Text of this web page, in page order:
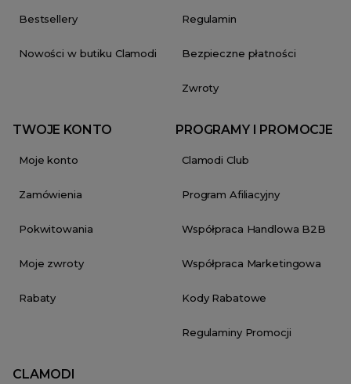
Bestsellery
Nowości w butiku Clamodi
Regulamin
Bezpieczne płatności
Zwroty
TWOJE KONTO
Moje konto
Zamówienia
Pokwitowania
Moje zwroty
Rabaty
PROGRAMY I PROMOCJE
Clamodi Club
Program Afiliacyjny
Współpraca Handlowa B2B
Współpraca Marketingowa
Kody Rabatowe
Regulaminy Promocji
CLAMODI